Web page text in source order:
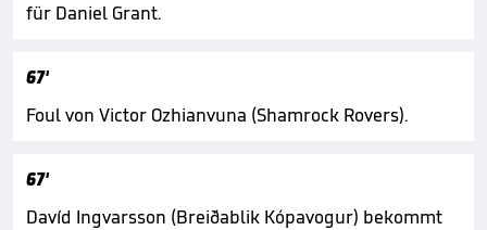
für Daniel Grant.
67'
Foul von Victor Ozhianvuna (Shamrock Rovers).
67'
Davíd Ingvarsson (Breiðablik Kópavogur) bekommt